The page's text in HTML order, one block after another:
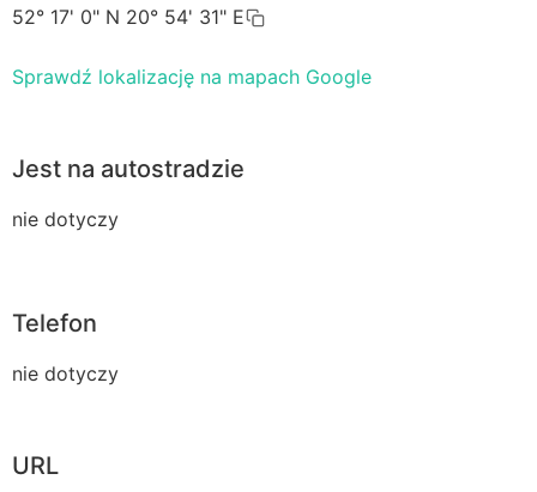
52° 17' 0" N 20° 54' 31" E
Sprawdź lokalizację na mapach Google
Jest na autostradzie
nie dotyczy
Telefon
nie dotyczy
URL